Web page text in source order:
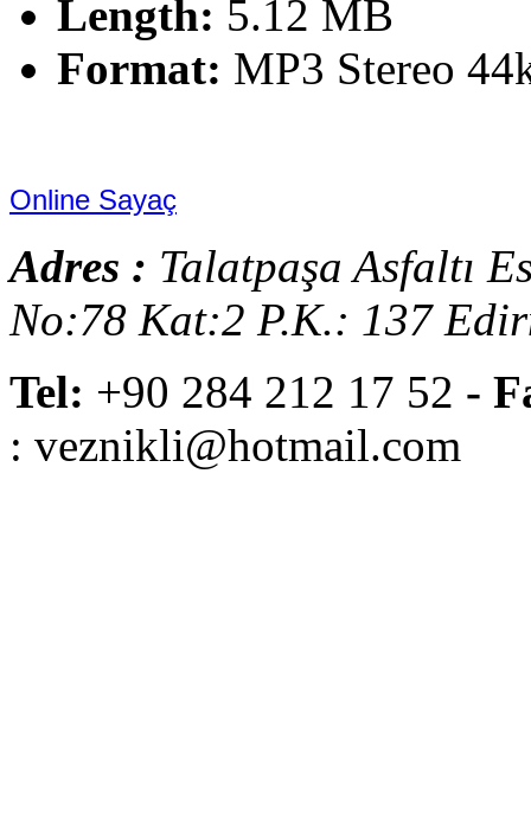
Length: 5.12 MB
Format: MP3 Stereo
Online Sayaç
Adres : Talatpaşa Asfaltı
No:78 Kat:2 P.K.: 137
Tel: +90 284 212 17 52 -
: veznikli@hotmail.com